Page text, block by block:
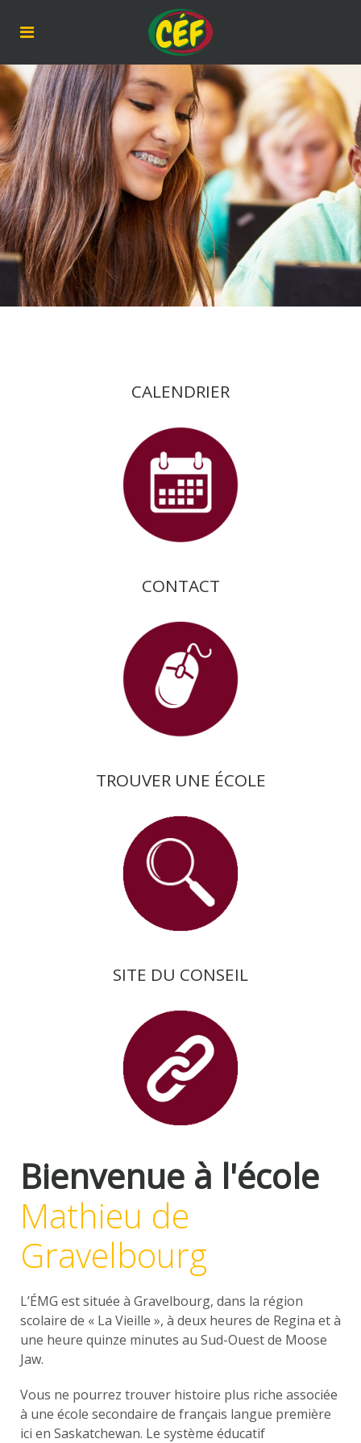
CALENDRIER
CONTACT
TROUVER UNE ÉCOLE
SITE DU CONSEIL
Bienvenue à l'école
Mathieu de
Gravelbourg
L’ÉMG est située à Gravelbourg, dans la région
scolaire de « La Vieille », à deux heures de Regina et à
une heure quinze minutes au Sud-Ouest de Moose
Jaw.
Vous ne pourrez trouver histoire plus riche associée
à une école secondaire de français langue première
ici en Saskatchewan. Le système éducatif